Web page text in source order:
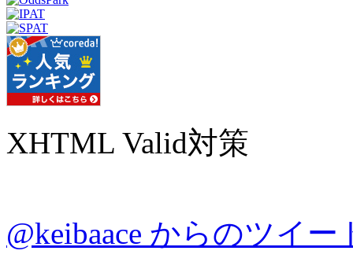
XHTML Valid対策
@keibaace からのツイー